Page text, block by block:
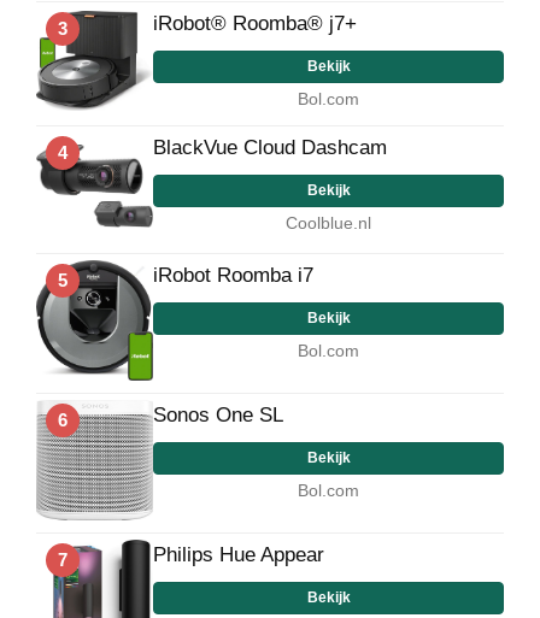
3 iRobot® Roomba® j7+
Bekijk
Bol.com
4 BlackVue Cloud Dashcam
Bekijk
Coolblue.nl
5 iRobot Roomba i7
Bekijk
Bol.com
6 Sonos One SL
Bekijk
Bol.com
7 Philips Hue Appear
Bekijk